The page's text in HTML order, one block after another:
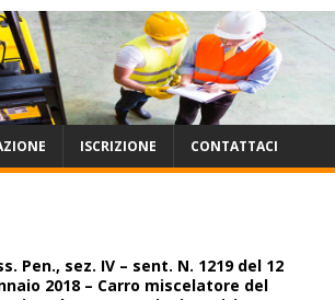
ISCRIZIONE CONTATTACI
Pen., sez. IV – sent. N. 1219 del 12
2018 – Carro miscelatore del